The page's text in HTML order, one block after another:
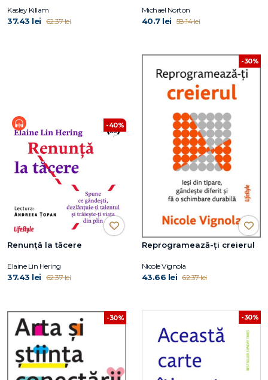
Kasley Killam
37.43 lei 62.37 lei
Michael Norton
40.7 lei 58.14 lei
-40%
Renunță la tăcere
Elaine Lin Hering
37.43 lei 62.37 lei
-30%
Reprogramează-ți creierul
Nicole Vignola
43.66 lei 62.37 lei
-30% -30%